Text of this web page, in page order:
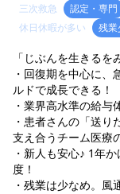
三次救急 認定・専門
休日休暇が多い
残業
「じぶんを生きるを
・回復期を中心に
ルドで成長できる！
・業界高水準の給与
・患者さんの「送
支え合うチーム医療
・新人も安心♪ 1年
度！
・残業は少なめ。